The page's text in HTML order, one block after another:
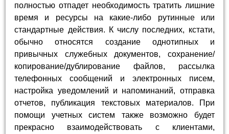
полностью отпадет необходимость тратить лишние
время и ресурсы на какие-либо рутинные или
стандартные действия. К числу последних, кстати,
обычно относятся создание однотипных и
привычных служебных документов, сохранение/
копирование/дублирование файлов, рассылка
телефонных сообщений и электронных писем,
настройка уведомлений и напоминаний, отправка
отчетов, публикация текстовых материалов. При
помощи учетных систем также возможно будет
прекрасно взаимодействовать с клиентами,